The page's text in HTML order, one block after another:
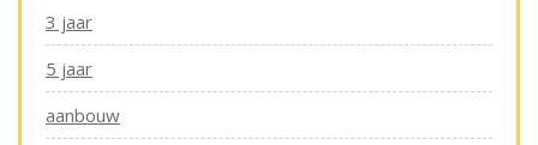
3 jaar
5 jaar
aanbouw